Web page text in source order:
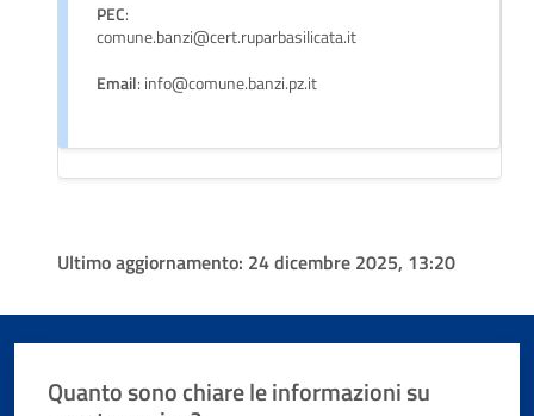
PEC:
comune.banzi@cert.ruparbasilicata.it
Email: info@comune.banzi.pz.it
Ultimo aggiornamento: 24 dicembre 2025, 13:20
Quanto sono chiare le informazioni su